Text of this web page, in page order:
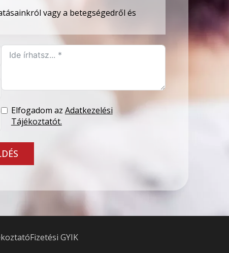
vagy a betegségedről és
Elfogadom az Adatkezelési
Tájékoztatót.
Fizetési GYIK